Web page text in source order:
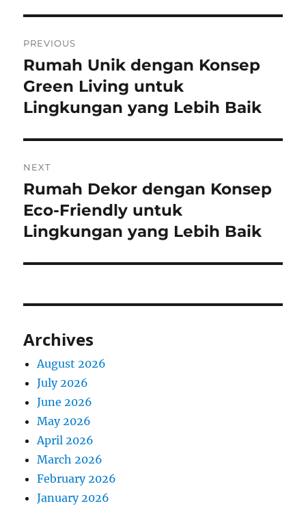
navigation
PREVIOUS
Previous
post:
Rumah Unik dengan Konsep
Green Living untuk
Lingkungan yang Lebih Baik
NEXT
Next
post:
Rumah Dekor dengan Konsep
Eco-Friendly untuk
Lingkungan yang Lebih Baik
Archives
August 2026
July 2026
June 2026
May 2026
April 2026
March 2026
February 2026
January 2026